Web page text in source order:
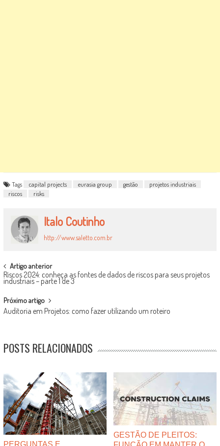
Tags capital projects eurasia group gestão
projetos industriais
riscos
risks
Italo Coutinho
http://www.saletto.com.br
POST
NAVIGATION
Artigo anterior
Riscos 2024: conheça as fontes de dados de riscos para seus projetos
industriais – parte 1 de 3
Próximo artigo
Auditoria em Projetos: como fazer utilizando um roteiro
POSTS RELACIONADOS
PERGUNTAS E
GESTÃO DE PLEITOS: